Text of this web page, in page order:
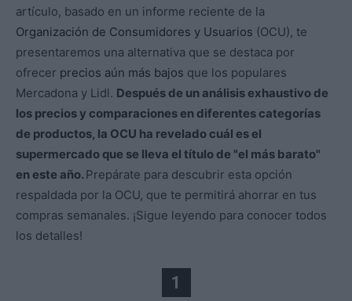
artículo, basado en un informe reciente de la
Organización de Consumidores y Usuarios (OCU), te
presentaremos una alternativa que se destaca por
ofrecer precios aún más bajos que los populares
Mercadona y Lidl. Después de un análisis exhaustivo de
los precios y comparaciones en diferentes categorías
de productos, la OCU ha revelado cuál es el
supermercado que se lleva el título de "el más barato"
en este año. Prepárate para descubrir esta opción
respaldada por la OCU, que te permitirá ahorrar en tus
compras semanales. ¡Sigue leyendo para conocer todos
los detalles!
1